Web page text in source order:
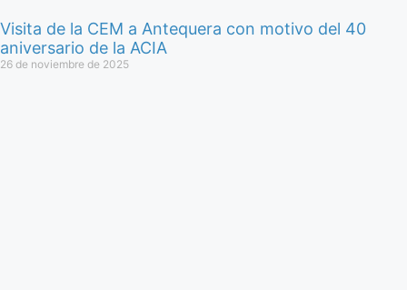
Visita de la CEM a Antequera con motivo del 40
aniversario de la ACIA
26 de noviembre de 2025